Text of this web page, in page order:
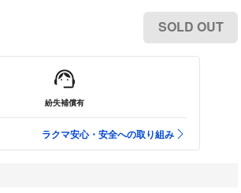
SOLD OUT
紛失補償有
ラクマ安心・安全への取り組み